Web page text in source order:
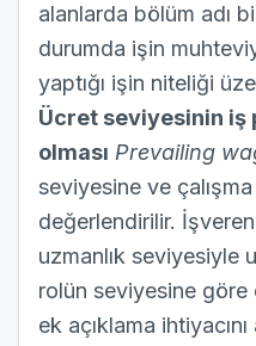
alanlarda bölüm adı
durumda işin
yaptığı işin niteliği
Ücret seviyesinin iş
olması Prevailing
seviyesine ve
değerlendirilir.
uzmanlık seviyesiyle
rolün seviyesine göre
ek açıklama